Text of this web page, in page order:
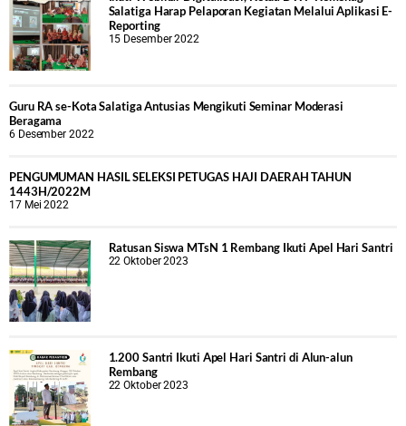
Salatiga Harap Pelaporan Kegiatan Melalui Aplikasi E-
Reporting
15 Desember 2022
Guru RA se-Kota Salatiga Antusias Mengikuti Seminar Moderasi
Beragama
6 Desember 2022
PENGUMUMAN HASIL SELEKSI PETUGAS HAJI DAERAH TAHUN
1443H/2022M
17 Mei 2022
Ratusan Siswa MTsN 1 Rembang Ikuti Apel Hari Santri
22 Oktober 2023
1.200 Santri Ikuti Apel Hari Santri di Alun-alun
Rembang
22 Oktober 2023